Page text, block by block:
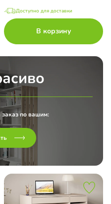
Доступно для доставки
В корзину
по вашим: